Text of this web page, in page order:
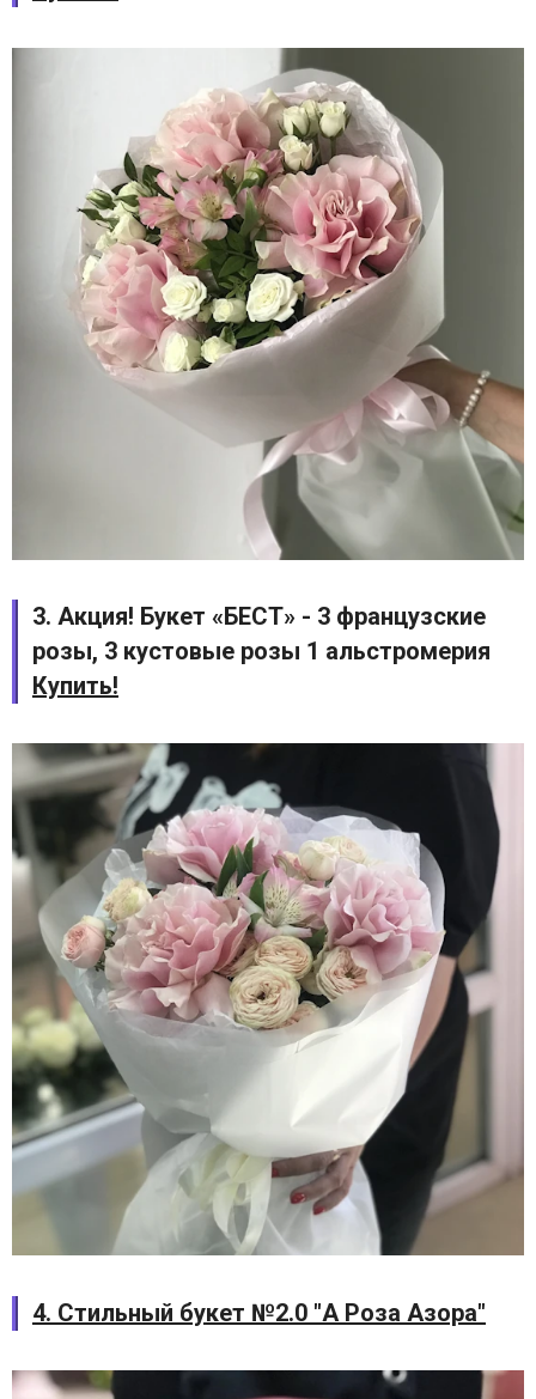
3. Акция! Букет «БЕСТ» - 3 французские
розы, 3 кустовые розы 1 альстромерия
Купить!
4. Стильный букет №2.0 "А Роза Азора"